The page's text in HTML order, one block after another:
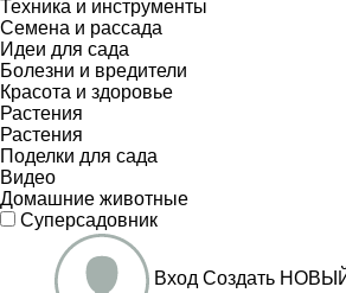
Техника и инструменты
Семена и рассада
Идеи для сада
Болезни и вредители
Красота и здоровье
Растения
Растения
Поделки для сада
Видео
Домашние животные
Суперсадовник
Вход Создать